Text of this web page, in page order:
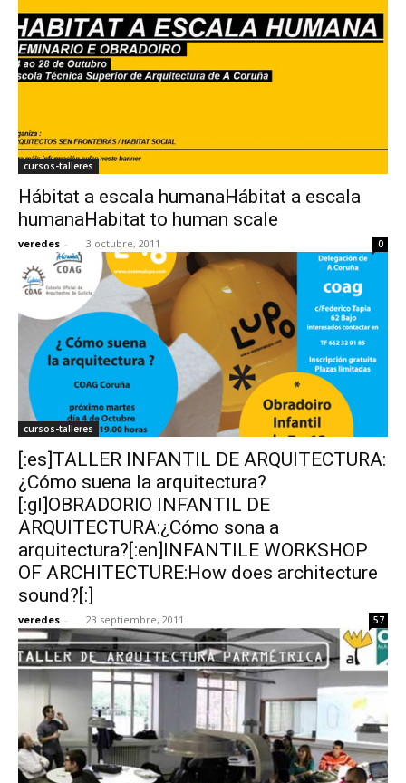
cursos-talleres
Hábitat a escala humanaHábitat a escala
humanaHabitat to human scale
veredes - 3 octubre, 2011 0
cursos-talleres
[:es]TALLER INFANTIL DE ARQUITECTURA:
¿Cómo suena la arquitectura?
[:gl]OBRADORIO INFANTIL DE
ARQUITECTURA:¿Cómo sona a
arquitectura?[:en]INFANTILE WORKSHOP
OF ARCHITECTURE:How does architecture
sound?[:]
veredes - 23 septiembre, 2011 57